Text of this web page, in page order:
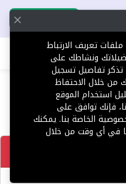
تحميل التطبيق
اطلب عقارك
/var/www/
rawurlencode():
تعريف الارتباط
ونشاطك على
تفاصيل تسجيل
من خلال الاحتفاظ
استخدام الموقع
فإنك توافق على
الخاصة بنا. يمكنك
في أي وقت من خلال